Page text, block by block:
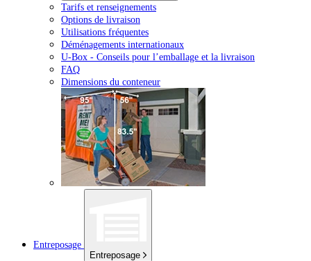
Tarifs et renseignements
Options de livraison
Utilisations fréquentes
Déménagements internationaux
U-Box - Conseils pour l’emballage et la livraison
FAQ
Dimensions du conteneur
Entreposage
Entreposage